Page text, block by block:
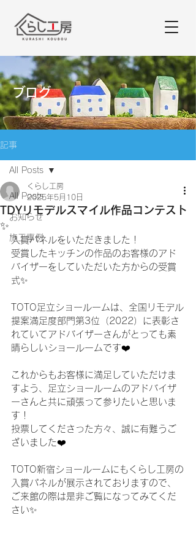
ブログ
記事
All Posts
お知らせ
施工事例
All Posts
TDYリモデルスマイル作品コンテスト
✨
くらし工房
2025年5月10日
入賞パネルをいただきました！
受賞したキッチンの作品のお客様のアド
バイザーをしていただいた方からの受賞
式✨
TOTO足立ショールームは、全国リモデル
提案満足度部門第3位（2022）に表彰さ
れていてアドバイザーさんがとっても素
晴らしいショールームです❤️
これからもお客様に満足していただけま
すよう、足立ショールームのアドバイザ
ーさんと共に頑張って参りたいと思いま
す！
投票してくださった方々、誠に有難うご
ざいました❤️
TOTO新宿ショールームにもくらし工房の
入賞パネルが展示されておりますので、
ご来館の際は是非ご覧になってみてくだ
さい✨